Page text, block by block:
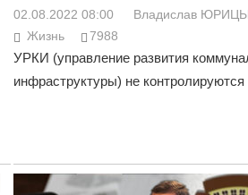
02.08.2022 08:00
Владислав
Жизнь
7988
УРКИ (управление развития
инфраструктуры) не контролируются
30.10.2024